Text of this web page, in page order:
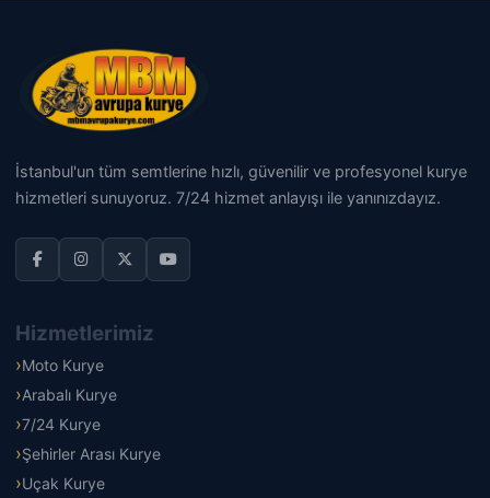
İstanbul'un tüm semtlerine hızlı, güvenilir ve profesyonel kurye
hizmetleri sunuyoruz. 7/24 hizmet anlayışı ile yanınızdayız.
Hizmetlerimiz
Moto Kurye
Arabalı Kurye
7/24 Kurye
Şehirler Arası Kurye
Uçak Kurye